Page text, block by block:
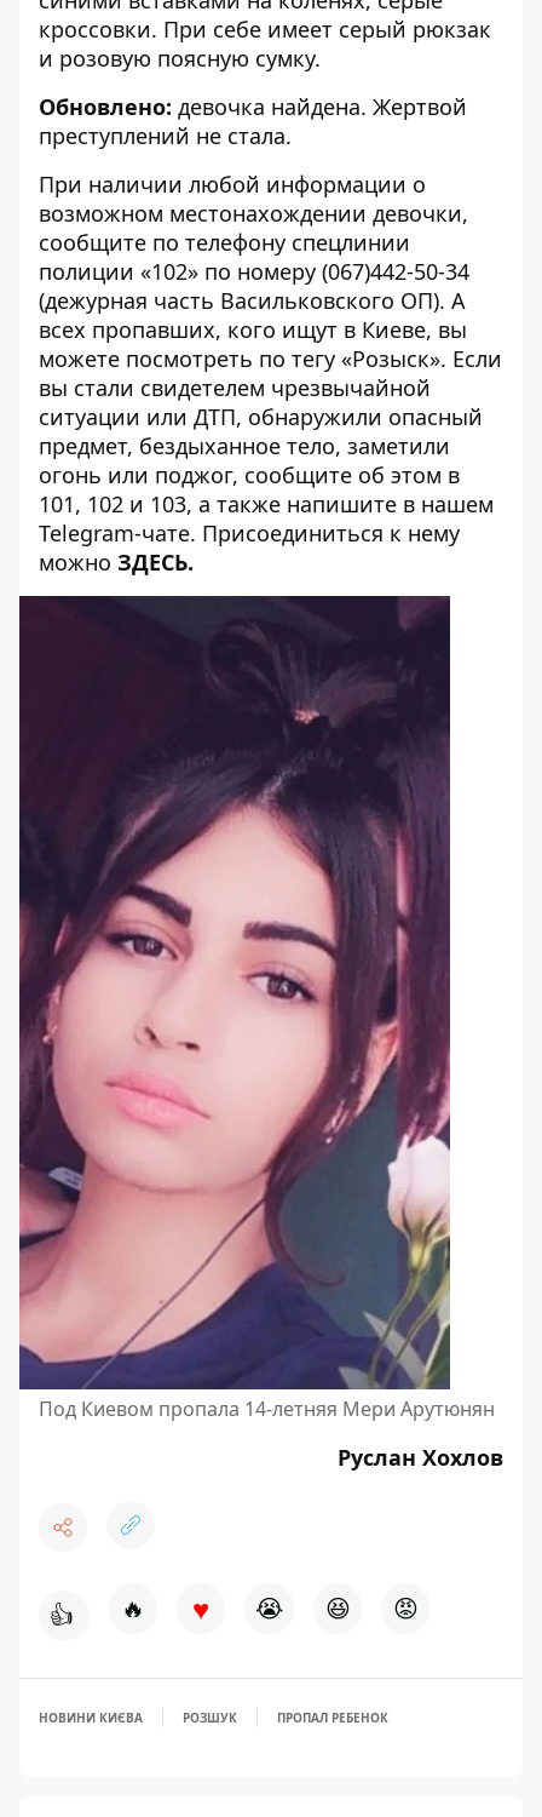
кроссовки. При себе имеет серый рюкзак
и розовую поясную сумку.
Обновлено: девочка найдена. Жертвой
преступлений не стала.
При наличии любой информации о
возможном местонахождении девочки,
сообщите по телефону спецлинии
полиции «102» по номеру (067)442-50-34
(дежурная часть Васильковского ОП). А
всех пропавших, кого ищут в Киеве, вы
можете посмотреть по тегу «Розыск». Если
вы стали свидетелем чрезвычайной
ситуации или ДТП, обнаружили опасный
предмет, бездыханное тело, заметили
огонь или поджог, сообщите об этом в
101, 102 и 103, а также напишите в нашем
Telegram-чате. Присоединиться к нему
можно ЗДЕСЬ.
Под Киевом пропала 14-летняя Мери Арутюнян
Руслан Хохлов
👍 🔥 ♥ 😭 😆 😡
НОВИНИ КИЄВА РОЗШУК ПРОПАЛ РЕБЕНОК